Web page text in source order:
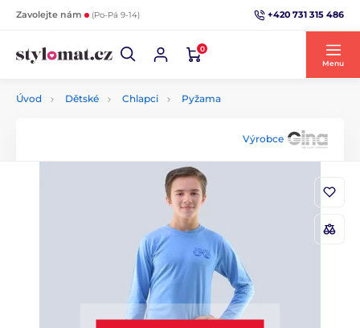
Zavolejte nám (Po-Pá 9-14) +420 731 315 486
0
Menu
Úvod Dětské Chlapci Pyžama
Výrobce